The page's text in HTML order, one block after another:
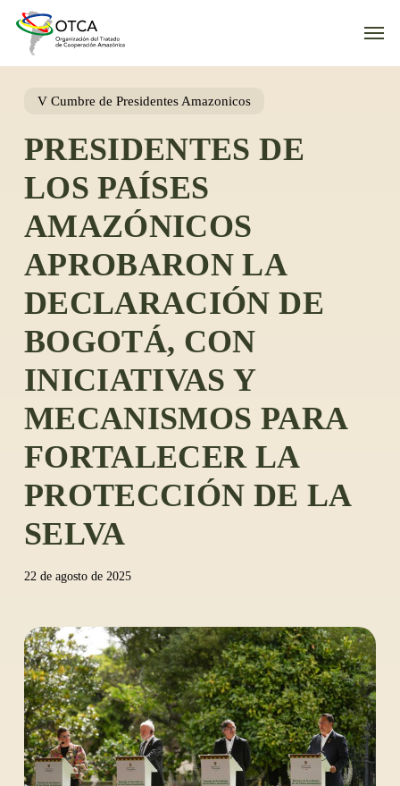
content
Menu
V Cumbre de Presidentes Amazonicos
PRESIDENTES DE
LOS PAÍSES
AMAZÓNICOS
APROBARON LA
DECLARACIÓN DE
BOGOTÁ, CON
INICIATIVAS Y
MECANISMOS PARA
FORTALECER LA
PROTECCIÓN DE LA
SELVA
22 de agosto de 2025